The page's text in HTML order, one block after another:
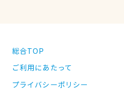
総合TOP
ご利用にあたって
プライバシーポリシー